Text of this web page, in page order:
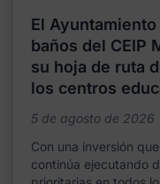
El
baños del CEIP
su hoja de ruta
los centros
5 de agosto de 2026
Con una inversión
continúa ejecutando